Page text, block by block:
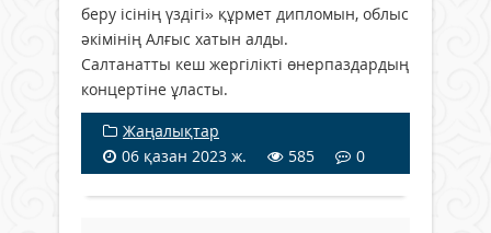
беру ісінің үздігі» құрмет дипломын, облыс
әкімінің Алғыс хатын алды.
Салтанатты кеш жергілікті өнерпаздардың
концертіне ұласты.
Жаңалықтар
06 қазан 2023 ж.
585 0